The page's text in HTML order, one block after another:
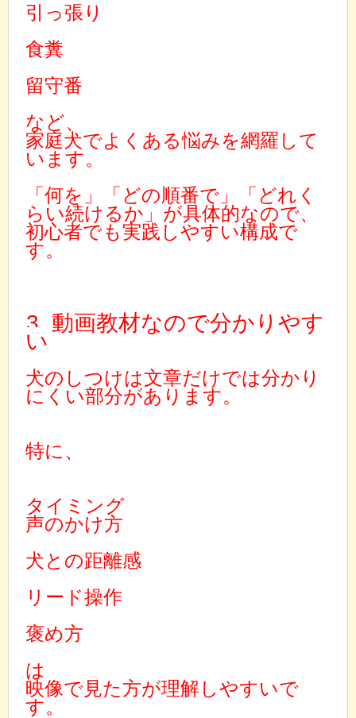
引っ張り
食糞
留守番
など、
家庭犬でよくある悩みを網羅して
います。
「何を」「どの順番で」「どれく
らい続けるか」が具体的なので、
初心者でも実践しやすい構成で
す。
3. 動画教材なので分かりやす
い
犬のしつけは文章だけでは分かり
にくい部分があります。
特に、
タイミング
声のかけ方
犬との距離感
リード操作
褒め方
は
映像で見た方が理解しやすいで
す。